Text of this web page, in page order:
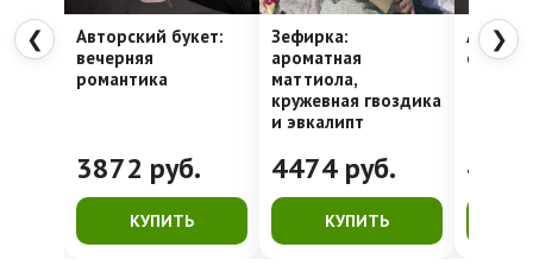
❮
Авторский букет:
вечерняя
романтика
3872 руб.
КУПИТЬ
Зефирка:
ароматная
маттиола,
кружевная гвоздика
и эвкалипт
4474 руб.
КУПИТЬ
❯